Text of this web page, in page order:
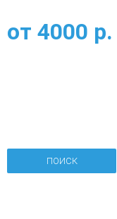
от 4000 р.
ПОИСК